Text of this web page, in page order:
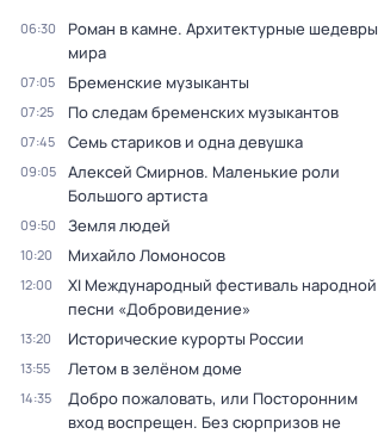
06:30
Роман в камне. Архитектурные шедевры
мира
07:05 Бременские музыканты
07:25 По следам бременских музыкантов
07:45 Семь стариков и одна девушка
09:05
Алексей Смирнов. Маленькие роли
Большого артиста
09:50 Земля людей
10:20 Михайло Ломоносов
12:00
XI Международный фестиваль народной
песни «Добровидение»
13:20 Исторические курорты России
13:55 Летом в зелёном доме
14:35
Добро пожаловать, или Посторонним
вход воспрещен. Без сюрпризов не